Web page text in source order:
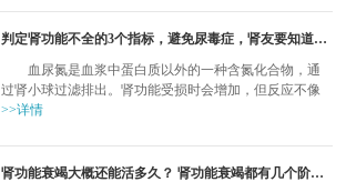
判定肾功能不全的3个指标，避免尿毒症，肾友要知道如何维持肾功能稳定
血尿氮是血浆中蛋白质以外的一种含氮化合物，通
过肾小球过滤排出。肾功能受损时会增加，但反应不像
>>详情
肾功能衰竭大概还能活多久？ 肾功能衰竭都有几个阶段？